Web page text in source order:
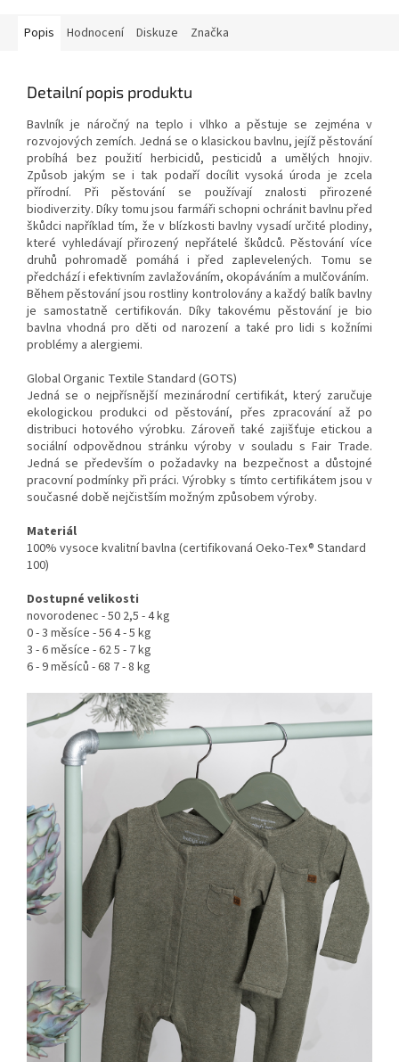
Popis Hodnocení Diskuze Značka
Detailní popis produktu
Bavlník je náročný na teplo i vlhko a pěstuje se zejména v
rozvojových zemích. Jedná se o klasickou bavlnu, jejíž pěstování
probíhá bez použití herbicidů, pesticidů a umělých hnojiv.
Způsob jakým se i tak podaří docílit vysoká úroda je zcela
přírodní. Při pěstování se používají znalosti přirozené
biodiverzity. Díky tomu jsou farmáři schopni ochránit bavlnu před
škůdci například tím, že v blízkosti bavlny vysadí určité plodiny,
které vyhledávají přirozený nepřátelé škůdců. Pěstování více
druhů pohromadě pomáhá i před zaplevelených. Tomu se
předchází i efektivním zavlažováním, okopáváním a mulčováním.
Během pěstování jsou rostliny kontrolovány a každý balík bavlny
je samostatně certifikován. Díky takovému pěstování je bio
bavlna vhodná pro děti od narození a také pro lidi s kožními
problémy a alergiemi.
Global Organic Textile Standard (GOTS)
Jedná se o nejpřísnější mezinárodní certifikát, který zaručuje
ekologickou produkci od pěstování, přes zpracování až po
distribuci hotového výrobku. Zároveň také zajišťuje etickou a
sociální odpovědnou stránku výroby v souladu s Fair Trade.
Jedná se především o požadavky na bezpečnost a důstojné
pracovní podmínky při práci. Výrobky s tímto certifikátem jsou v
současné době nejčistším možným způsobem výroby.
Materiál
100% vysoce kvalitní bavlna (certifikovaná Oeko-Tex® Standard
100)
Dostupné velikosti
novorodenec - 50 2,5 - 4 kg
0 - 3 měsíce - 56 4 - 5 kg
3 - 6 měsíce - 62 5 - 7 kg
6 - 9 měsíců - 68 7 - 8 kg